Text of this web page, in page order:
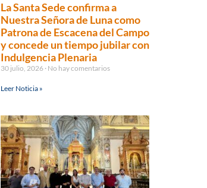
La Santa Sede confirma a
Nuestra Señora de Luna como
Patrona de Escacena del Campo
y concede un tiempo jubilar con
Indulgencia Plenaria
30 julio, 2026 No hay comentarios
Leer Noticia »